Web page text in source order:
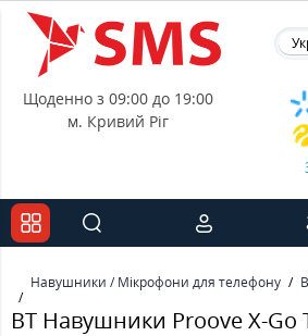
Щоденно з 09:00 до 19:00
м. Кривий Ріг
Навушники / Мікрофони для телефону
BT Навушники Proove X-Go